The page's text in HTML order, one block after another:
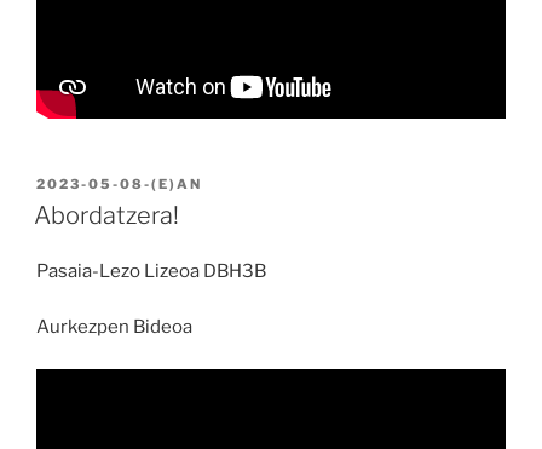
2023-05-08-(E)AN
Abordatzera!
Pasaia-Lezo Lizeoa DBH3B
Aurkezpen Bideoa